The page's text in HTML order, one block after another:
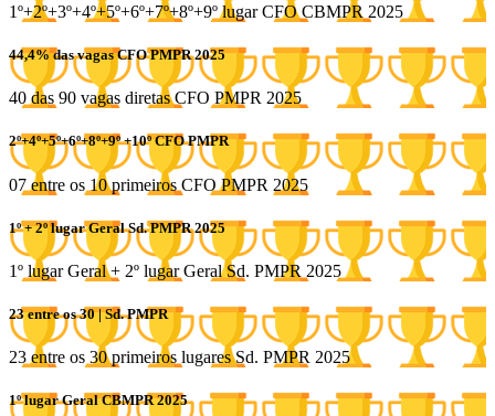
1º+2º+3º+4º+5º+6º+7º+8º+9º lugar CFO CBMPR 2025
44,4% das vagas CFO PMPR 2025
40 das 90 vagas diretas CFO PMPR 2025
2º+4º+5º+6º+8º+9º +10º CFO PMPR
07 entre os 10 primeiros CFO PMPR 2025
1º + 2º lugar Geral Sd. PMPR 2025
1º lugar Geral + 2º lugar Geral Sd. PMPR 2025
23 entre os 30 | Sd. PMPR
23 entre os 30 primeiros lugares Sd. PMPR 2025
1º lugar Geral CBMPR 2025